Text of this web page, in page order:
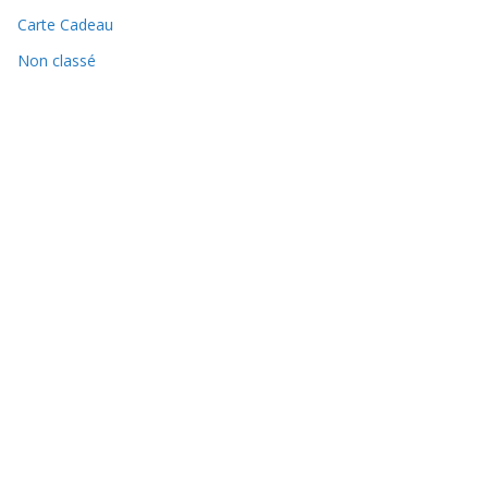
Carte Cadeau
Non classé